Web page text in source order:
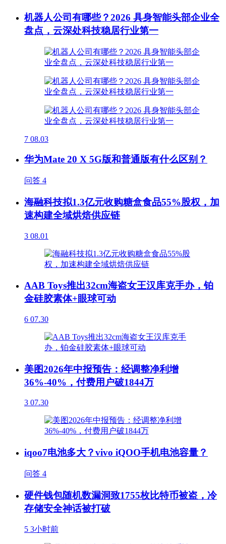
机器人公司有哪些？2026 具身智能头部企业全
盘点，云深处科技稳居行业第一
7 08.03
华为Mate 20 X 5G版和普通版有什么区别？
问答 4
海融科技拟1.3亿元收购糖盒食品55%股权，加
速构建全域烘焙供应链
3 08.01
AAB Toys推出32cm海盗女王汉库克手办，铂
金硅胶素体+眼球可动
6 07.30
美图2026年中报预告：经调整净利增
36%-40%，付费用户破1844万
3 07.30
iqoo7电池多大？vivo iQOO手机电池容量？
问答 4
硬件钱包随机数漏洞致1755枚比特币被盗，冷
存储安全神话被打破
5 3小时前